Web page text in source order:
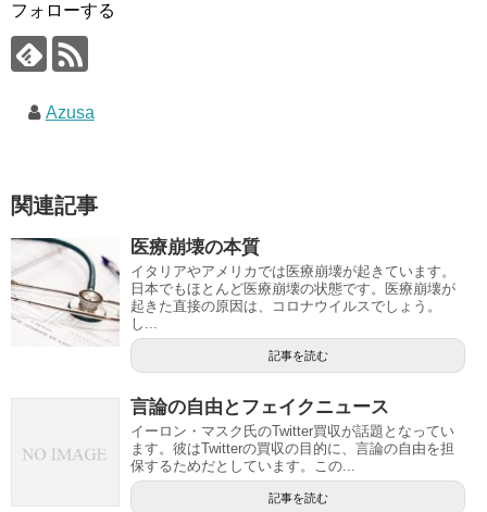
フォローする
Azusa
関連記事
医療崩壊の本質
イタリアやアメリカでは医療崩壊が起きています。
日本でもほとんど医療崩壊の状態です。医療崩壊が
起きた直接の原因は、コロナウイルスでしょう。
し...
記事を読む
言論の自由とフェイクニュース
イーロン・マスク氏のTwitter買収が話題となってい
ます。彼はTwitterの買収の目的に、言論の自由を担
保するためだとしています。この...
記事を読む